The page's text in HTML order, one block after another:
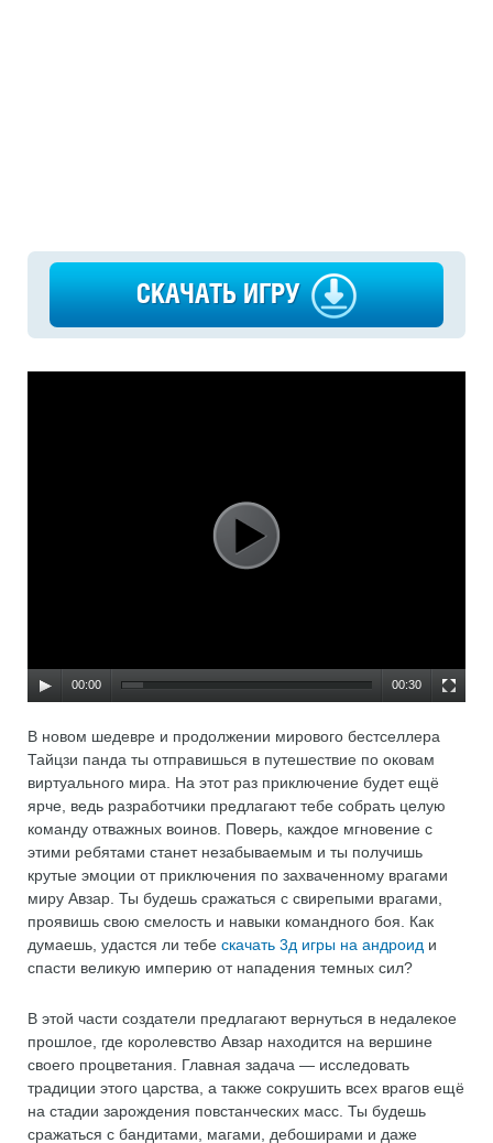
СКАЧАТЬ ИГРУ
00:00 00:30
В новом шедевре и продолжении мирового бестселлера
Тайцзи панда ты отправишься в путешествие по оковам
виртуального мира. На этот раз приключение будет ещё
ярче, ведь разработчики предлагают тебе собрать целую
команду отважных воинов. Поверь, каждое мгновение с
этими ребятами станет незабываемым и ты получишь
крутые эмоции от приключения по захваченному врагами
миру Авзар. Ты будешь сражаться с свирепыми врагами,
проявишь свою смелость и навыки командного боя. Как
думаешь, удастся ли тебе скачать 3д игры на андроид и
спасти великую империю от нападения темных сил?
В этой части создатели предлагают вернуться в недалекое
прошлое, где королевство Авзар находится на вершине
своего процветания. Главная задача — исследовать
традиции этого царства, а также сокрушить всех врагов ещё
на стадии зарождения повстанческих масс. Ты будешь
сражаться с бандитами, магами, дебоширами и даже